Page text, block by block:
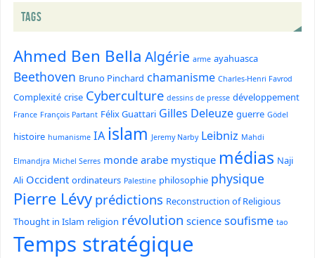
TAGS
Ahmed Ben Bella Algérie arme ayahuasca
Beethoven Bruno Pinchard chamanisme Charles-Henri Favrod
Complexité crise Cyberculture dessins de presse développement
France François Partant Félix Guattari Gilles Deleuze guerre Gödel
histoire humanisme IA islam Jeremy Narby Leibniz Mahdi
Elmandjra Michel Serres monde arabe mystique médias Naji
Ali Occident ordinateurs Palestine philosophie physique
Pierre Lévy prédictions Reconstruction of Religious
Thought in Islam religion révolution science soufisme tao
Temps stratégique